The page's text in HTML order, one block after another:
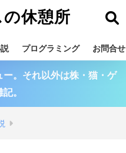
休憩所
プログラミング お問合せ
。それ以外は株・猫・ゲ
。